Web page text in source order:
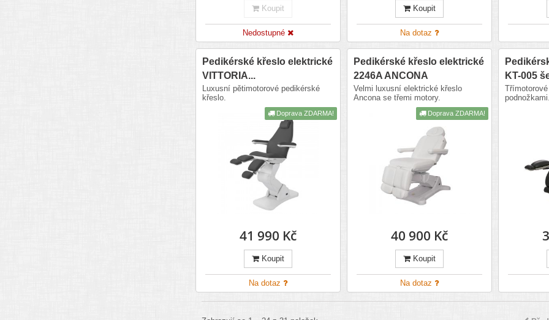
Koupit
Nedostupné
Koupit
Na dotaz
Pedikérské křeslo elektrické
VITTORIA...
Luxusní pětimotorové pedikérské
křeslo.
41 990 Kč
Doprava ZDARMA!
Koupit
Na dotaz
Pedikérské křeslo elektrické
2246A ANCONA
Velmi luxusní elektrické křeslo
Ancona se třemi motory.
40 900 Kč
Doprava ZDARMA!
Koupit
Na dotaz
KT-005